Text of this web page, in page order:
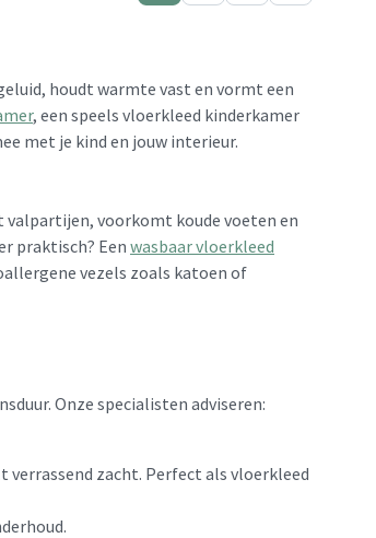
houdt warmte vast en vormt een
, een speels vloerkleed kinderkamer
met je kind en jouw interieur.
valpartijen, voorkomt koude voeten en
praktisch? Een wasbaar vloerkleed
vezels zoals katoen of
Onze specialisten adviseren:
zacht. Perfect als vloerkleed